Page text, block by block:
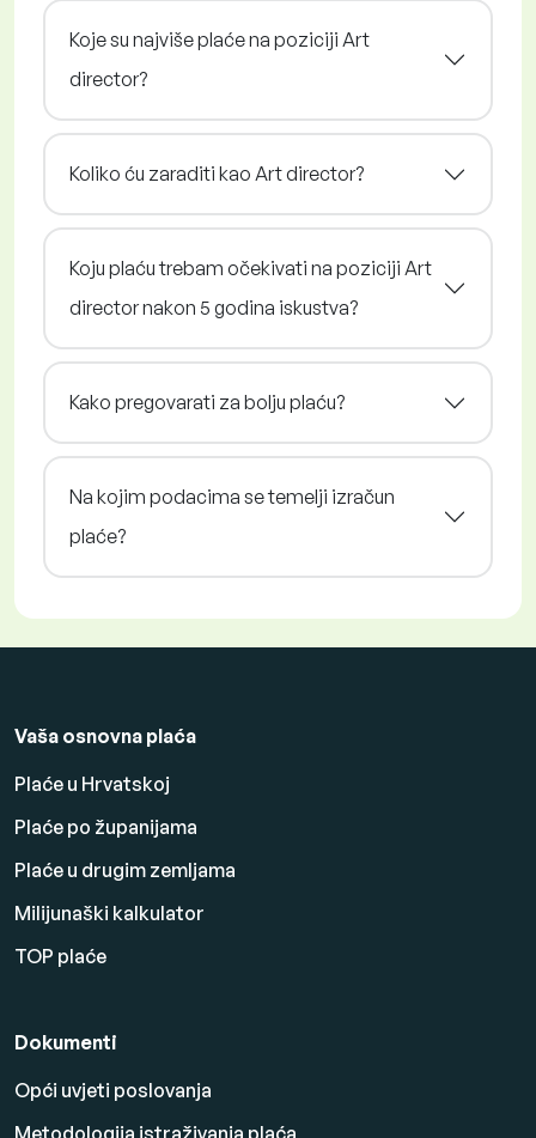
Koje su najviše plaće na poziciji Art
director?
Koliko ću zaraditi kao Art director?
Koju plaću trebam očekivati na poziciji Art
director nakon 5 godina iskustva?
Kako pregovarati za bolju plaću?
Na kojim podacima se temelji izračun
plaće?
Vaša osnovna plaća
Plaće u Hrvatskoj
Plaće po županijama
Plaće u drugim zemljama
Milijunaški kalkulator
TOP plaće
Dokumenti
Opći uvjeti poslovanja